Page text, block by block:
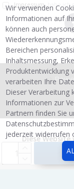
Impressum habe ich
Diese
Wir verwenden
Informationen auf
können auch
Bereichen
Inhaltsmessung,
Produktentwicklung
verarbeiten Ihre
Dieser Verarbeitung
Informationen zur
Partnern finden Sie
jederzeit widerrufen